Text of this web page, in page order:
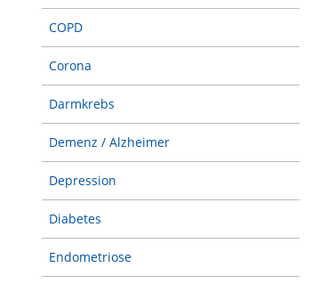
COPD
Corona
Darmkrebs
Demenz / Alzheimer
Depression
Diabetes
Endometriose